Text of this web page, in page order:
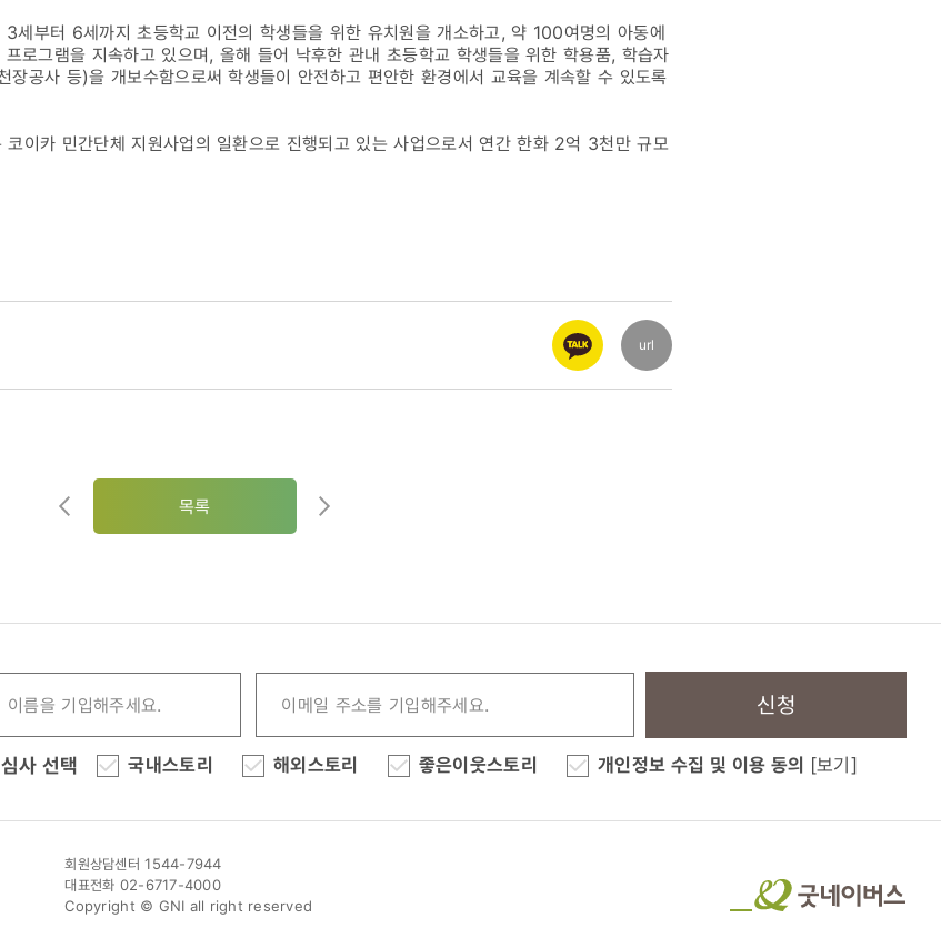
세부터 6세까지 초등학교 이전의 학생들을 위한 유치원을 개소하고, 약 100여명의 아동에
로그램을 지속하고 있으며, 올해 들어 낙후한 관내 초등학교 학생들을 위한 학용품, 학습자
장공사 등)을 개보수함으로써 학생들이 안전하고 편안한 환경에서 교육을 계속할 수 있도록
이카 민간단체 지원사업의 일환으로 진행되고 있는 사업으로서 연간 한화 2억 3천만 규모
url
목록
신청
사 선택 국내스토리 해외스토리 좋은이웃스토리 개인정보 수집 및 이용 동의 [보기]
회원상담센터 1544-7944
대표전화 02-6717-4000
Copyright © GNI all right reserved